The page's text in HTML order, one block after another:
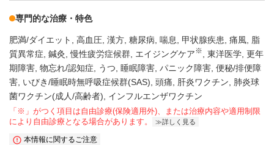
専門的な治療・特色
肥満/ダイエット 高血圧 漢方 糖尿病 喘息 甲状腺疾患 痛風
脂
質異常症 鍼灸 慢性疲労症候群 エイジングケア※ 東洋医学 更年
期障害 物忘れ/認知症 うつ 睡眠障害 パニック障害 便秘/排便障
害 いびき/睡眠時無呼吸症候群(SAS) 頭痛 肝炎ワクチン
肺炎球
菌ワクチン(成人/高齢者)
インフルエンザワクチン
「※」がつく項目は自由診療(保険適用外)、または治療内容や適用制限
により自由診療となる場合があります。
詳しく見る
本情報に関するご注意